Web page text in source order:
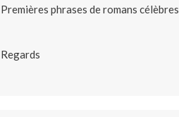
Premières phrases de romans célèbres
Regards